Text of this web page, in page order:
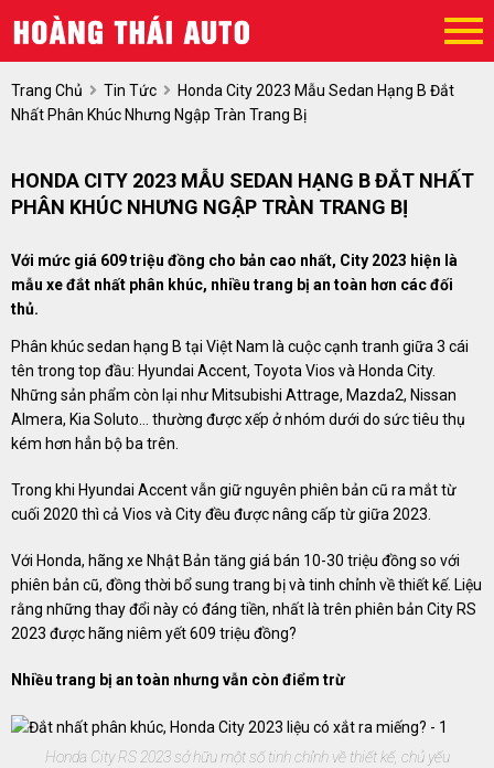
Trang Chủ Tin Tức
Honda City 2023 Mẫu Sedan Hạng B Đắt
Nhất Phân Khúc Nhưng Ngập Tràn Trang Bị
HONDA CITY 2023 MẪU SEDAN HẠNG B ĐẮT NHẤT
PHÂN KHÚC NHƯNG NGẬP TRÀN TRANG BỊ
Với mức giá 609 triệu đồng cho bản cao nhất, City 2023 hiện là
mẫu xe đắt nhất phân khúc, nhiều trang bị an toàn hơn các đối
thủ.
Phân khúc sedan hạng B tại Việt Nam là cuộc cạnh tranh giữa 3 cái
tên trong top đầu: Hyundai Accent, Toyota Vios và Honda City.
Những sản phẩm còn lại như Mitsubishi Attrage, Mazda2, Nissan
Almera, Kia Soluto… thường được xếp ở nhóm dưới do sức tiêu thụ
kém hơn hẳn bộ ba trên.
Trong khi Hyundai Accent vẫn giữ nguyên phiên bản cũ ra mắt từ
cuối 2020 thì cả Vios và City đều được nâng cấp từ giữa 2023.
Với Honda, hãng xe Nhật Bản tăng giá bán 10-30 triệu đồng so với
phiên bản cũ, đồng thời bổ sung trang bị và tinh chỉnh về thiết kế. Liệu
rằng những thay đổi này có đáng tiền, nhất là trên phiên bản City RS
2023 được hãng niêm yết 609 triệu đồng?
Nhiều trang bị an toàn nhưng vẫn còn điểm trừ
Honda City RS 2023 sở hữu một số tinh chỉnh về thiết kế, chủ yếu